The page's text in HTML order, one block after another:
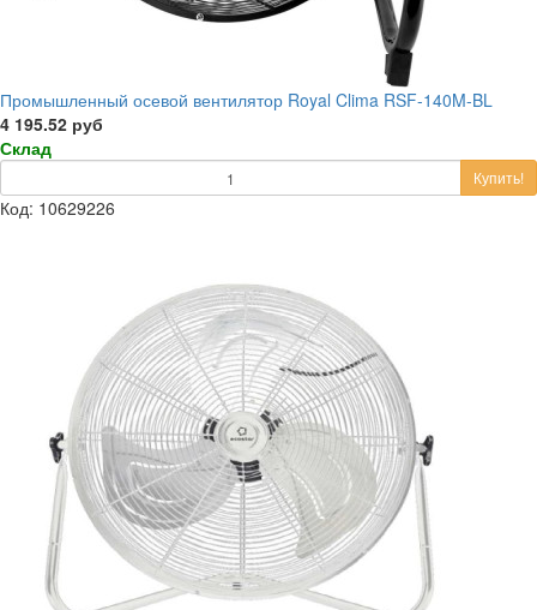
Промышленный осевой вентилятор Royal Clima RSF-140M-BL
4 195.52 руб
Склад
Купить!
Код: 10629226